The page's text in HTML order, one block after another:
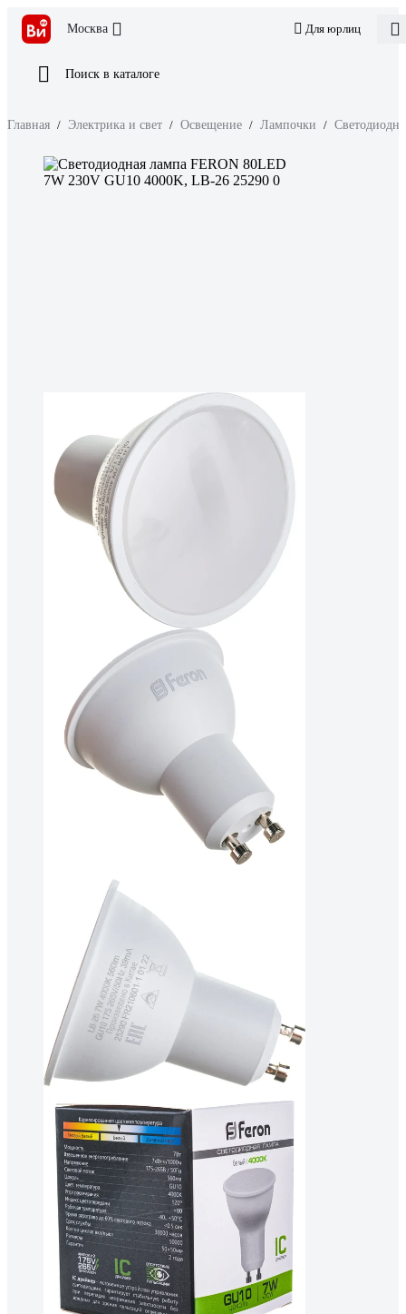
Москва Для юрлиц
Поиск в каталоге
Главная / Электрика и свет / Освещение / Лампочки /